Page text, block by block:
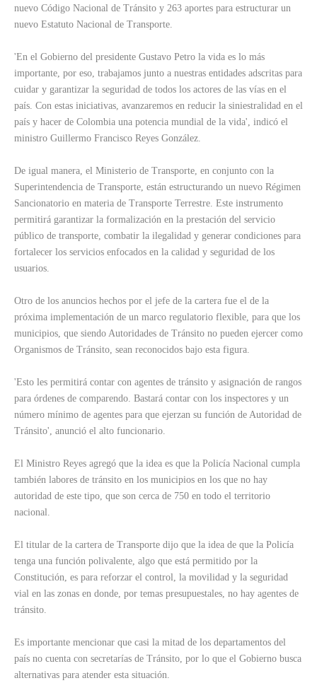
nuevo Código Nacional de Tránsito y 263 aportes para estructurar un
nuevo Estatuto Nacional de Transporte.
'En el Gobierno del presidente Gustavo Petro la vida es lo más
importante, por eso, trabajamos junto a nuestras entidades adscritas para
cuidar y garantizar la seguridad de todos los actores de las vías en el
país. Con estas iniciativas, avanzaremos en reducir la siniestralidad en el
país y hacer de Colombia una potencia mundial de la vida', indicó el
ministro Guillermo Francisco Reyes González.
De igual manera, el Ministerio de Transporte, en conjunto con la
Superintendencia de Transporte, están estructurando un nuevo Régimen
Sancionatorio en materia de Transporte Terrestre. Este instrumento
permitirá garantizar la formalización en la prestación del servicio
público de transporte, combatir la ilegalidad y generar condiciones para
fortalecer los servicios enfocados en la calidad y seguridad de los
usuarios.
Otro de los anuncios hechos por el jefe de la cartera fue el de la
próxima implementación de un marco regulatorio flexible, para que los
municipios, que siendo Autoridades de Tránsito no pueden ejercer como
Organismos de Tránsito, sean reconocidos bajo esta figura.
'Esto les permitirá contar con agentes de tránsito y asignación de rangos
para órdenes de comparendo. Bastará contar con los inspectores y un
número mínimo de agentes para que ejerzan su función de Autoridad de
Tránsito', anunció el alto funcionario.
El Ministro Reyes agregó que la idea es que la Policía Nacional cumpla
también labores de tránsito en los municipios en los que no hay
autoridad de este tipo, que son cerca de 750 en todo el territorio
nacional.
El titular de la cartera de Transporte dijo que la idea de que la Policía
tenga una función polivalente, algo que está permitido por la
Constitución, es para reforzar el control, la movilidad y la seguridad
vial en las zonas en donde, por temas presupuestales, no hay agentes de
tránsito.
Es importante mencionar que casi la mitad de los departamentos del
país no cuenta con secretarías de Tránsito, por lo que el Gobierno busca
alternativas para atender esta situación.